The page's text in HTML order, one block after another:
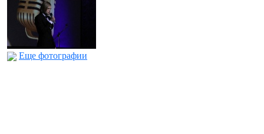
Еще фотографии